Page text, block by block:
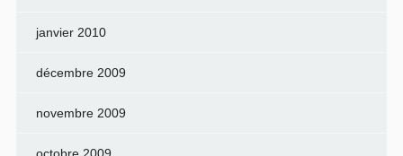
janvier 2010
décembre 2009
novembre 2009
octobre 2009